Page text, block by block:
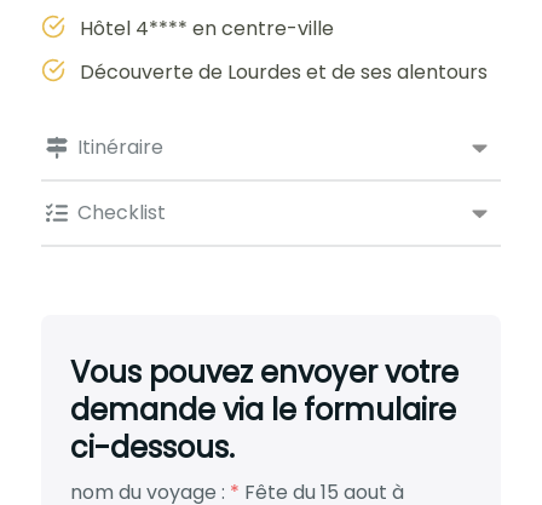
Itinéraire
Checklist
Hôtel 4**** en centre-ville
Découverte de Lourdes et de ses alentours
Vous pouvez envoyer votre
demande via le formulaire
ci-dessous.
nom du voyage : * Fête du 15 aout à